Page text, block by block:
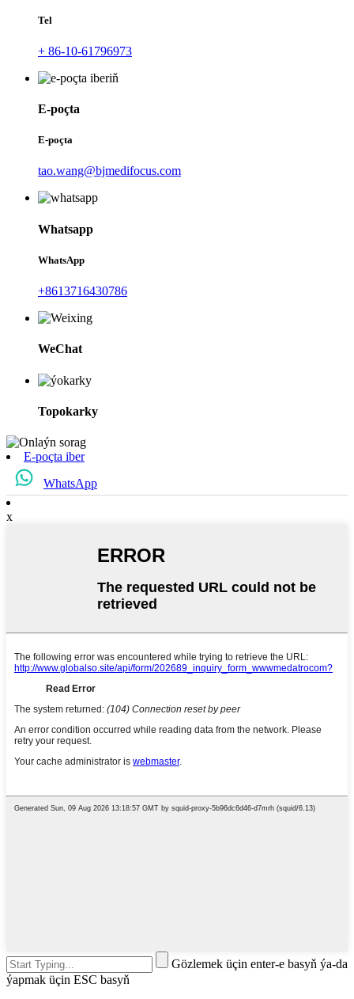
Tel
+ 86-10-61796973
E-poçta
E-poçta
tao.wang@bjmedifocus.com
Whatsapp
WhatsApp
+8613716430786
WeChat
Topokarky
E-poçta iber
WhatsApp
x
Gözlemek üçin enter-e basyň ýa-da
ýapmak üçin ESC basyň